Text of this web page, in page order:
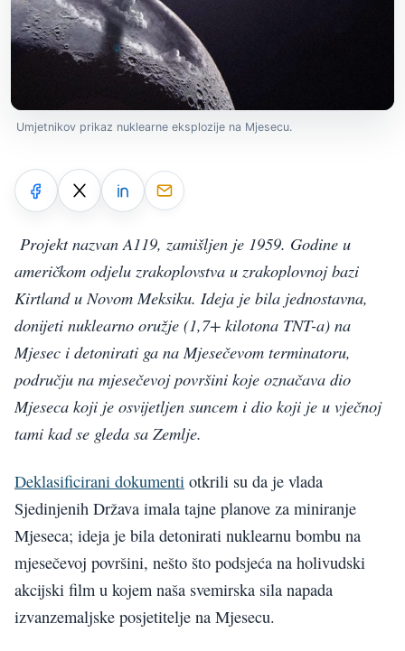
Umjetnikov prikaz nuklearne eksplozije na Mjesecu.
Projekt nazvan A119, zamišljen je 1959. Godine u
američkom odjelu zrakoplovstva u zrakoplovnoj bazi
Kirtland u Novom Meksiku. Ideja je bila jednostavna,
donijeti nuklearno oružje (1,7+ kilotona TNT-a) na
Mjesec i detonirati ga na Mjesečevom terminatoru,
području na mjesečevoj površini koje označava dio
Mjeseca koji je osvijetljen suncem i dio koji je u vječnoj
tami kad se gleda sa Zemlje.
Deklasificirani dokumenti otkrili su da je vlada
Sjedinjenih Država imala tajne planove za miniranje
Mjeseca; ideja je bila detonirati nuklearnu bombu na
mjesečevoj površini, nešto što podsjeća na holivudski
akcijski film u kojem naša svemirska sila napada
izvanzemaljske posjetitelje na Mjesecu.